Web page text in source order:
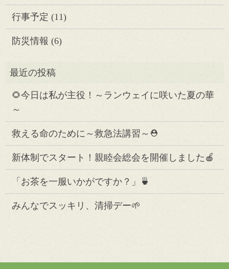
行事予定 (11)
防災情報 (6)
🌻今日は私が主役！～ランウェイに咲いた夏の華
～
救える命のために～救急法講習～⛑️
新体制でスタート！親睦会総会を開催しました🍎
「お茶を一服いかがですか？」🍵
みんなでスッキリ、清掃デー🌱